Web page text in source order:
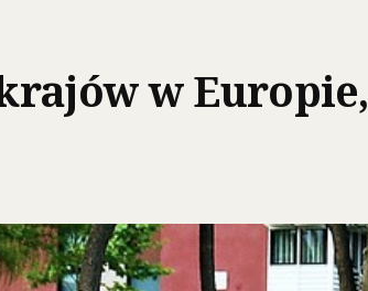
w Europie,